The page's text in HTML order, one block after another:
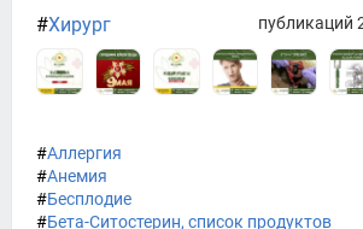
#Хирург публикаций
#Аллергия
#Анемия
#Бесплодие
#Бета-Ситостерин, список продуктов